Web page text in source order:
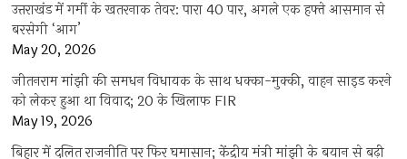
उत्तराखंड में गर्मी के खतरनाक तेवर: पारा 40 पार, अगले एक हफ्ते आसमान से
बरसेगी ‘आग’
May 20, 2026
जीतनराम मांझी की समधन विधायक के साथ धक्का-मुक्की, वाहन साइड करने
को लेकर हुआ था विवाद; 20 के खिलाफ FIR
May 19, 2026
बिहार में दलित राजनीति पर फिर घमासान; केंद्रीय मंत्री मांझी के बयान से बढ़ी